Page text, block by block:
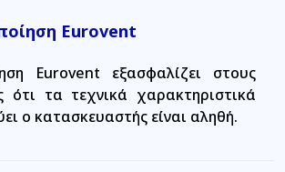
Eurovent
Eurovent εξασφαλίζει στους
ότι τα τεχνικά χαρακτηριστικά
ο κατασκευαστής είναι αληθή.